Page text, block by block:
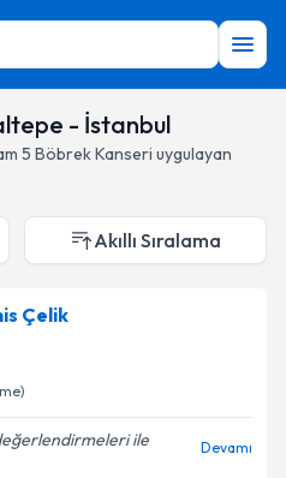
- İstanbul
5 Böbrek Kanseri uygulayan
Akıllı Sıralama
Çelik
ile
Devamı